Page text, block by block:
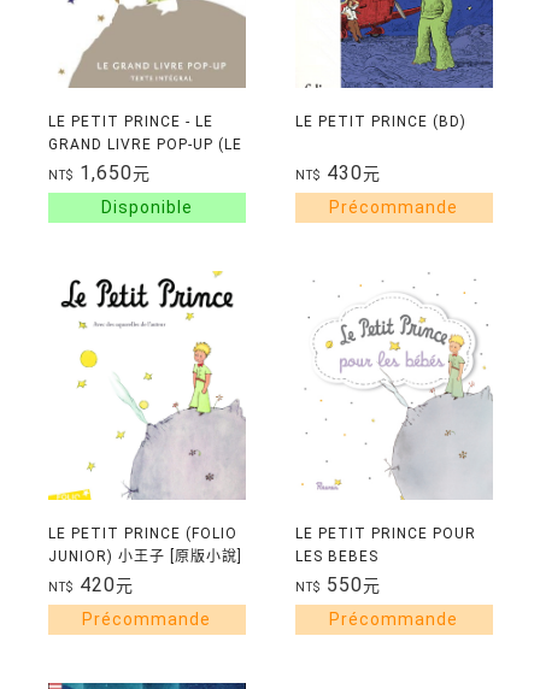
LE PETIT PRINCE - LE
GRAND LIVRE POP-UP (LE
GRAND LIVRE POP-UP
NT$ 1,650元
LE PETIT PRINCE (BD)
NT$ 430元
LE PETIT PRINCE (FOLIO
JUNIOR) 小王子 [原版小說]
NT$ 420元
LE PETIT PRINCE POUR
LES BEBES
NT$ 550元